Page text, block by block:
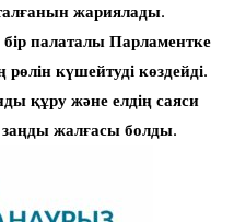
жариялады.
палаталы Парламентке
күшейтуді көздейді.
құру және елдің саяси
жалғасы болды.